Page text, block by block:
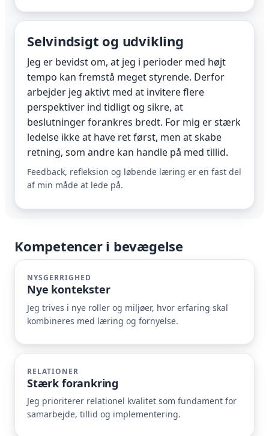
Selvindsigt og udvikling
Jeg er bevidst om, at jeg i perioder med højt
tempo kan fremstå meget styrende. Derfor
arbejder jeg aktivt med at invitere flere
perspektiver ind tidligt og sikre, at
beslutninger forankres bredt. For mig er stærk
ledelse ikke at have ret først, men at skabe
retning, som andre kan handle på med tillid.
Feedback, refleksion og løbende læring er en fast del
af min måde at lede på.
Kompetencer i bevægelse
NYSGERRIGHED
Nye kontekster
Jeg trives i nye roller og miljøer, hvor erfaring skal
kombineres med læring og fornyelse.
RELATIONER
Stærk forankring
Jeg prioriterer relationel kvalitet som fundament for
samarbejde, tillid og implementering.